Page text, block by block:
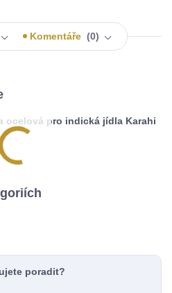
Komentáře 0
ocelová pro indická jídla Karahi
poradit?